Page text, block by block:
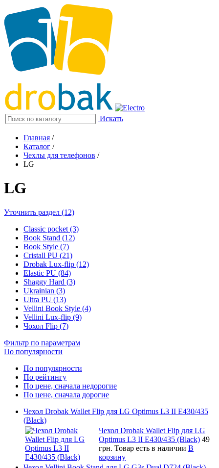
Искать
Главная /
Каталог /
Чехлы для телефонов /
LG
LG
Уточнить раздел (12)
Classic pocket (3)
Book Stand (12)
Book Style (7)
Cristall PU (21)
Drobak Lux-flip (12)
Elastic PU (84)
Shaggy Hard (3)
Ukrainian (3)
Ultra PU (13)
Vellini Book Style (4)
Vellini Lux-flip (9)
Чохол Flip (7)
Фильтр по параметрам
По популярности
По популярности
По рейтингу
По цене, сначала недорогие
По цене, сначала дорогие
Чехол Drobak Wallet Flip для LG Optimus L3 II E430/435
(Black)
Чехол Drobak Wallet Flip для LG
Optimus L3 II E430/435 (Black) 49
грн. Товар есть в наличии В
корзину